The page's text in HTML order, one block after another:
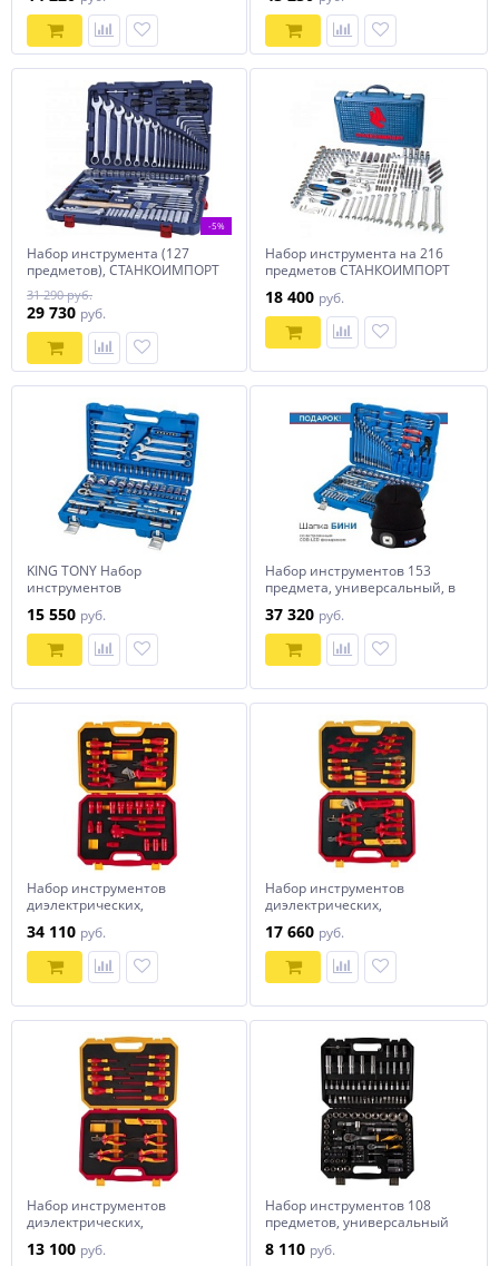
-5%
Набор инструмента (127
предметов), СТАНКОИМПОРТ
CS-TK127PMQ
31 290 руб.
29 730 руб.
Набор инструмента на 216
предметов СТАНКОИМПОРТ
18 400 руб.
KING TONY Набор
инструментов
предмета
15 550 руб.
Набор инструментов 153
предмета, универсальный, в
KING TONY P7553MR03
37 320 руб.
Набор инструментов
диэлектрических,
предметов TOLSEN TTV83825
34 110 руб.
Набор инструментов
диэлектрических,
предметов TOLSEN TTV83718
17 660 руб.
Набор инструментов
диэлектрических,
предметов TOLSEN TTV82115
13 100 руб.
Набор инструментов 108
предметов, универсальный
8 110 руб.